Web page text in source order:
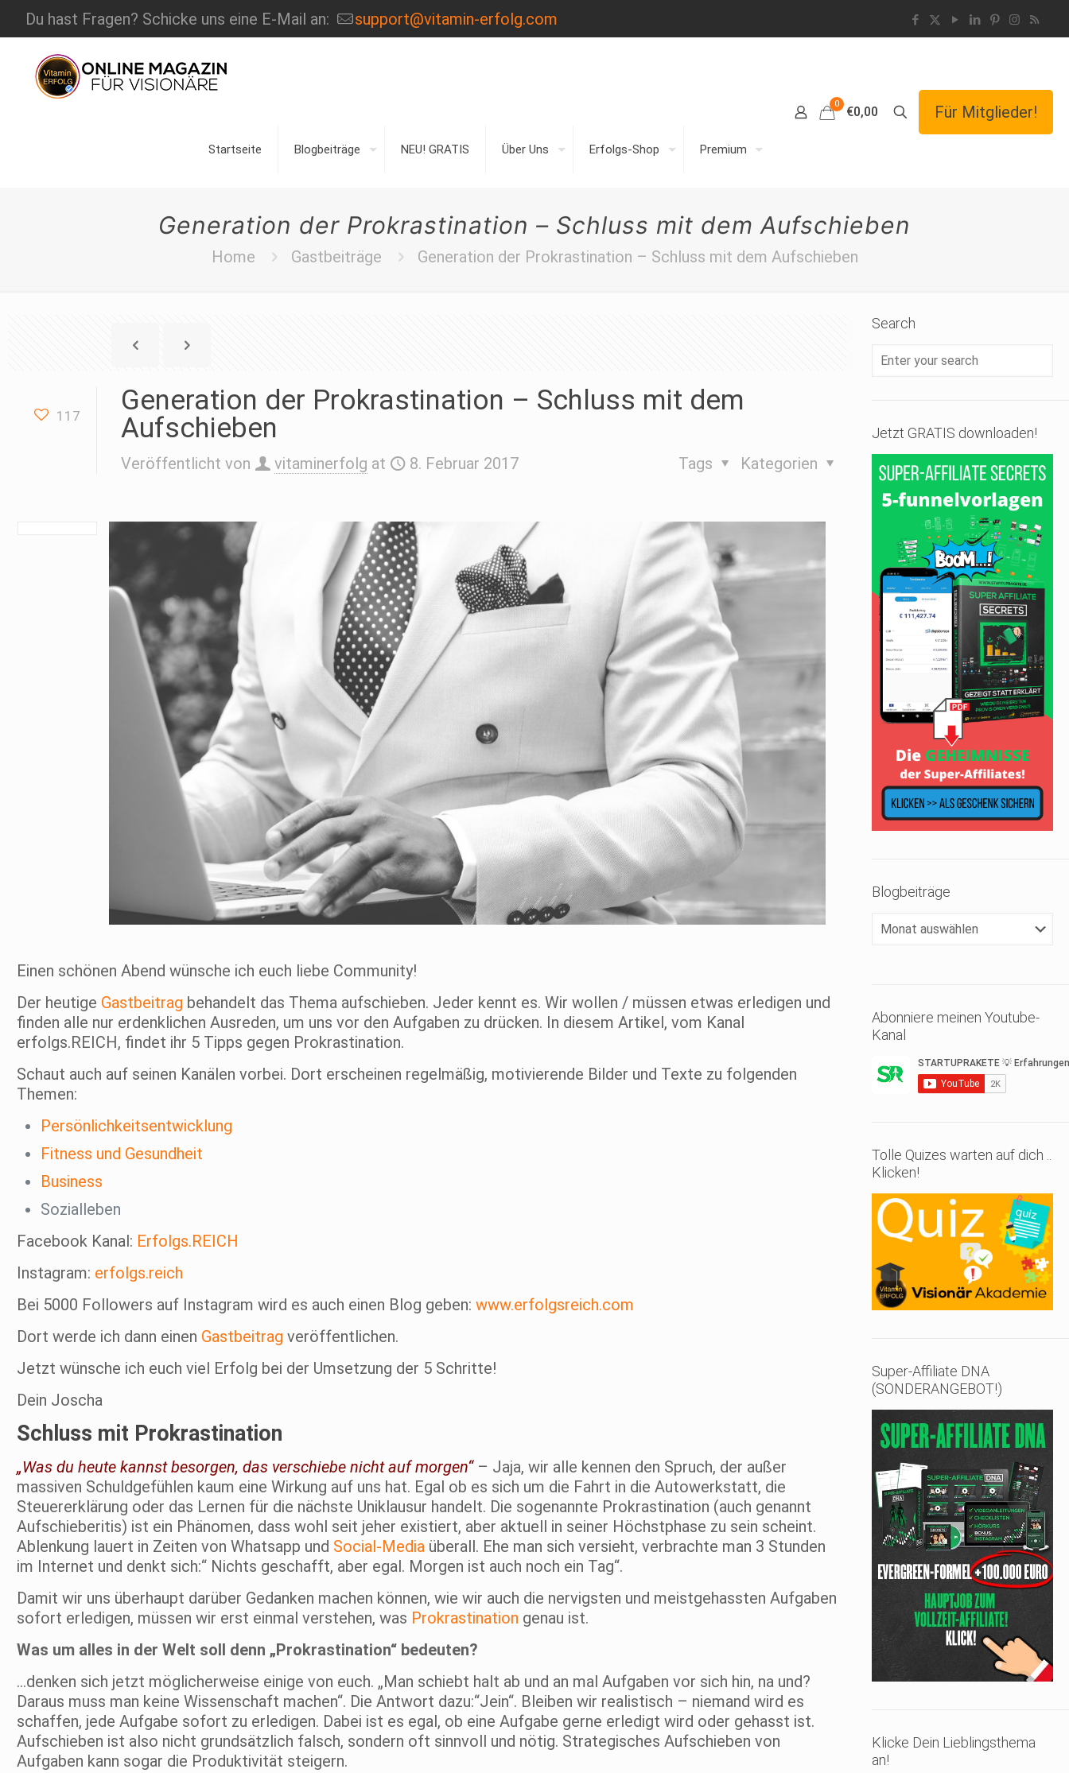
Du hast Fragen? Schicke uns eine E-Mail an: support@vitamin-erfolg.com
Startseite Blogbeiträge NEU! GRATIS Über Uns Erfolgs-Shop Premium
0
€0,00 Für Mitglieder!
Generation der Prokrastination – Schluss mit dem Aufschieben
Home Gastbeiträge Generation der Prokrastination – Schluss mit dem Aufschieben
117
Generation der Prokrastination – Schluss mit dem
Aufschieben
Veröffentlicht von vitaminerfolg at 8. Februar 2017 Kategorien
Tags
Einen schönen Abend wünsche ich euch liebe Community!
Der heutige Gastbeitrag behandelt das Thema aufschieben. Jeder kennt es. Wir wollen / müssen etwas erledigen und
finden alle nur erdenklichen Ausreden, um uns vor den Aufgaben zu drücken. In diesem Artikel, vom Kanal
erfolgs.REICH, findet ihr 5 Tipps gegen Prokrastination.
Schaut auch auf seinen Kanälen vorbei. Dort erscheinen regelmäßig, motivierende Bilder und Texte zu folgenden
Themen:
Persönlichkeitsentwicklung
Fitness und Gesundheit
Business
Sozialleben
Facebook Kanal: Erfolgs.REICH
Instagram: erfolgs.reich
Bei 5000 Followers auf Instagram wird es auch einen Blog geben: www.erfolgsreich.com
Dort werde ich dann einen Gastbeitrag veröffentlichen.
Jetzt wünsche ich euch viel Erfolg bei der Umsetzung der 5 Schritte!
Dein Joscha
Schluss mit Prokrastination
„Was du heute kannst besorgen, das verschiebe nicht auf morgen“– Jaja, wir alle kennen den Spruch, der außer
massiven Schuldgefühlen kaum eine Wirkung auf uns hat. Egal ob es sich um die Fahrt in die Autowerkstatt, die
Steuererklärung oder das Lernen für die nächste Uniklausur handelt. Die sogenannte Prokrastination (auch genannt
Aufschieberitis) ist ein Phänomen, dass wohl seit jeher existiert, aber aktuell in seiner Höchstphase zu sein scheint.
Ablenkung lauert in Zeiten von Whatsapp und Social-Mediaüberall. Ehe man sich versieht, verbrachte man 3 Stunden
im Internet und denkt sich:“ Nichts geschafft, aber egal. Morgen ist auch noch ein Tag“.
Damit wir uns überhaupt darüber Gedanken machen können, wie wir auch die nervigsten und meistgehassten Aufgaben
sofort erledigen, müssen wir erst einmal verstehen, was Prokrastination genau ist.
Was um alles in der Welt soll denn „Prokrastination“ bedeuten?
…denken sich jetzt möglicherweise einige von euch. „Man schiebt halt ab und an mal Aufgaben vor sich hin, na und?
Daraus muss man keine Wissenschaft machen“. Die Antwort dazu:“Jein“. Bleiben wir realistisch – niemand wird es
schaffen, jede Aufgabe sofort zu erledigen. Dabei ist es egal, ob eine Aufgabe gerne erledigt wird oder gehasst ist.
Aufschieben ist also nicht grundsätzlich falsch, sondern oft sinnvoll und nötig. Strategisches Aufschieben von
Aufgaben kann sogar die Produktivität steigern.
Search
Jetzt GRATIS downloaden!
Blogbeiträge
Blogbeiträge
Abonniere meinen Youtube-
Kanal
Tolle Quizes warten auf dich ..
Klicken!
Super-Affiliate DNA
(SONDERANGEBOT!)
Klicke Dein Lieblingsthema
an!